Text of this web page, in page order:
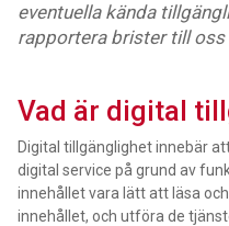
eventuella kända
rapportera brister till
Vad är digital
Digital tillgänglighet innebär
digital service på grund av
innehållet vara lätt att läsa
innehållet, och utföra de